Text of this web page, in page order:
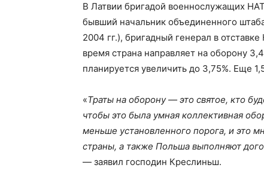
В Латвии бригадой военнослужащих
бывший начальник объединенного
2004 гг.), бригадный генерал в
время страна направляет на оборону
планируется увеличить до 3,75%. Еще
«Траты на оборону — это святое, кто
чтобы это была умная коллективная
меньше установленного порога, и это
страны, а также Польша выполняют
— заявил господин Креслиньш.